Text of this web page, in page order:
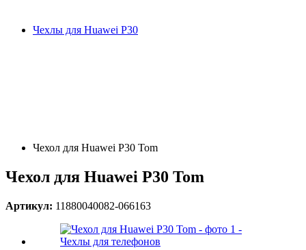
Чехлы для Huawei P30
Чехол для Huawei P30 Tom
Чехол для Huawei P30 Tom
Артикул: 11880040082-066163